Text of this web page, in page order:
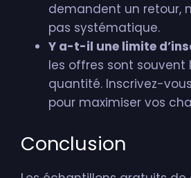
demandent un retour,
pas systématique.
Y a-t-il une limite
les offres sont souvent
quantité. Inscrivez-
pour maximiser vos
Conclusion